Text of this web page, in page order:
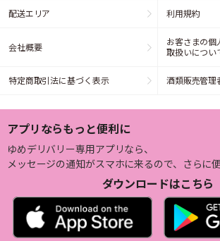
配送エリア 利用規約
会社概要
お客さまの個
取扱いについ
特定商取引法に基づく表示 酒類販売管理
アプリならもっと便利に
ゆめデリバリー専用アプリなら、
メッセージの通知がスマホに来るので、さらに便
ダウンロードはこちら